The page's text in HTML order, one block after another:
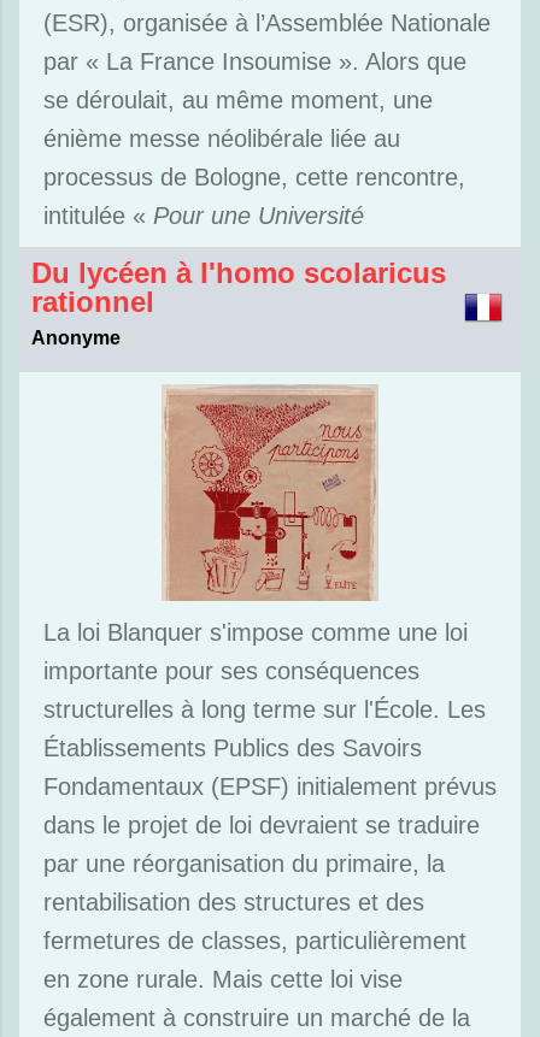
(ESR), organisée à l’Assemblée Nationale
par « La France Insoumise ». Alors que
se déroulait, au même moment, une
énième messe néolibérale liée au
processus de Bologne, cette rencontre,
intitulée « Pour une Université
Du lycéen à l'homo scolaricus
rationnel
Anonyme
La loi Blanquer s'impose comme une loi
importante pour ses conséquences
structurelles à long terme sur l'École. Les
Établissements Publics des Savoirs
Fondamentaux (EPSF) initialement prévus
dans le projet de loi devraient se traduire
par une réorganisation du primaire, la
rentabilisation des structures et des
fermetures de classes, particulièrement
en zone rurale. Mais cette loi vise
également à construire un marché de la